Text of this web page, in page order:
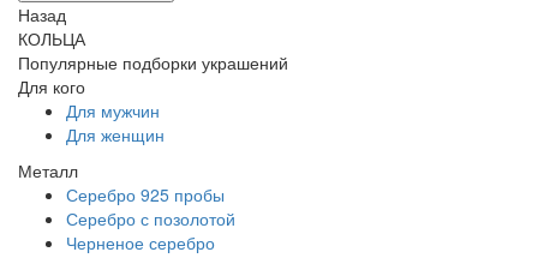
Назад
КОЛЬЦА
Популярные подборки украшений
Для кого
Для мужчин
Для женщин
Металл
Серебро 925 пробы
Серебро с позолотой
Черненое серебро